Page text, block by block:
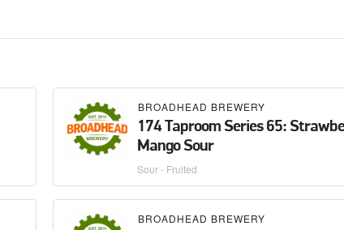
BROADHEAD BREWERY
174 Taproom Series 65:
Mango Sour
Sour - Fruited
BROADHEAD BREWERY